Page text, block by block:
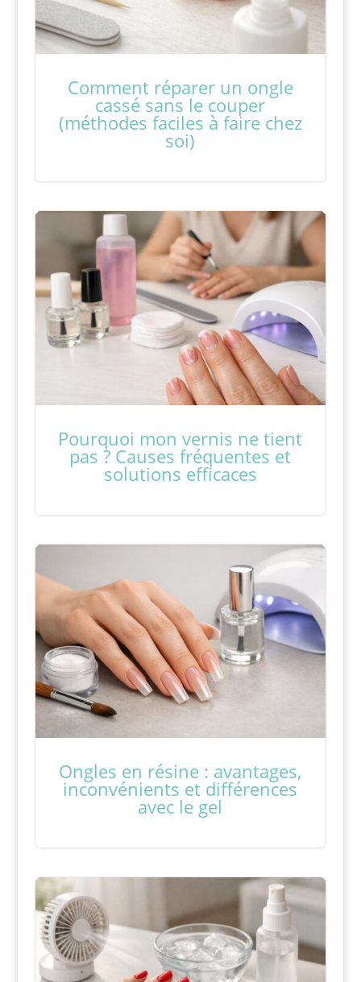
Comment réparer un ongle
cassé sans le couper
(méthodes faciles à faire chez
soi)
Pourquoi mon vernis ne tient
pas ? Causes fréquentes et
solutions efficaces
Ongles en résine : avantages,
inconvénients et différences
avec le gel